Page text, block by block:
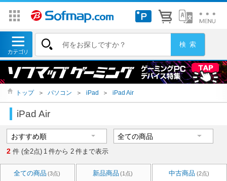
トップ ＞ パソコン ＞ iPad ＞ iPad Air
iPad Air
2 件 (全2点) 1 件から 2 件まで表示
全ての商品 (3点) 新品商品 (1点) 中古商品 (2点)